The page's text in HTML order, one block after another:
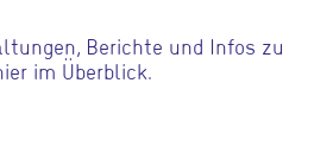
Berichte und Infos zu
im Überblick.